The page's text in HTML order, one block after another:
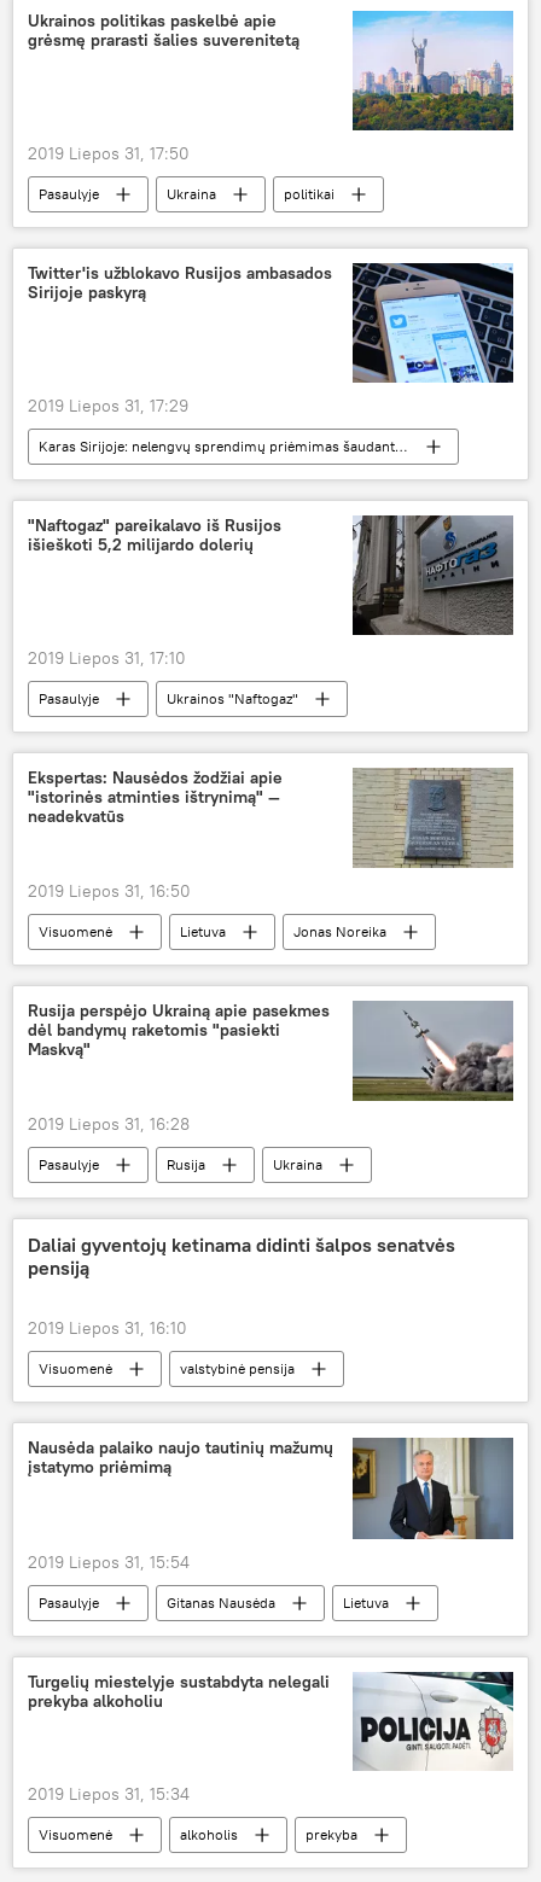
Lietuva
Ukrainos politikas paskelbė apie
grėsmę prarasti šalies suverenitetą
2019 Liepos 31, 17:50
Pasaulyje Ukraina
politikai
grėsmė
suverenitetas
Twitter'is užblokavo Rusijos ambasados ​​
Sirijoje paskyrą
2019 Liepos 31, 17:29
Karas Sirijoje: nelengvų sprendimų priėmimas šaudant pabūklams
Pasaulyje
Rusija
žodžio laisvė
pažeidimas
"Naftogaz" pareikalavo iš Rusijos
išieškoti 5,2 milijardo dolerių
2019 Liepos 31, 17:10
Pasaulyje
Ukrainos "Naftogaz"
Ukraina
Rusija pinigai
Ekspertas: Nausėdos žodžiai apie
"istorinės atminties ištrynimą" —
neadekvatūs
2019 Liepos 31, 16:50
Visuomenė Lietuva
Jonas Noreika
Gitanas Nausėda
Rusija perspėjo Ukrainą apie pasekmes
dėl bandymų raketomis "pasiekti
Maskvą"
2019 Liepos 31, 16:28
Pasaulyje Rusija
Ukraina
raketos
Daliai gyventojų ketinama didinti šalpos senatvės
pensiją
2019 Liepos 31, 16:10
Visuomenė
valstybinė pensija
senatvė
šalpos pensijos
Nausėda palaiko naujo tautinių mažumų
įstatymo priėmimą
2019 Liepos 31, 15:54
Pasaulyje Gitanas Nausėda
Lietuva
įstatymas
tautinės mažumos
Saulius Skvernelis
Turgelių miestelyje sustabdyta nelegali
prekyba alkoholiu
2019 Liepos 31, 15:34
Visuomenė alkoholis
prekyba
nelegali prekyba alkoholiu